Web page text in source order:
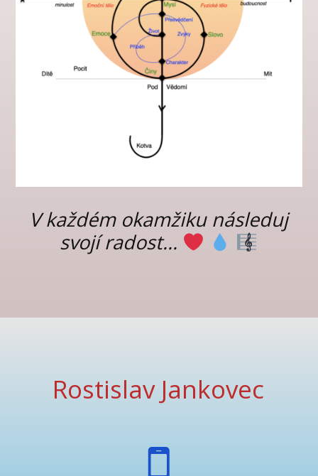
V každém okamžiku následuj
svojí radost...
Rostislav Jankovec